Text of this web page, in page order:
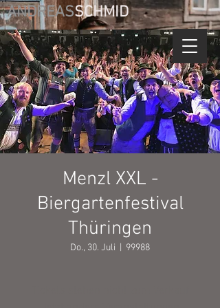
ANDREASSCHMID
Menzl XXL -
Biergartenfestival
Thüringen
Do., 30. Juli 99988